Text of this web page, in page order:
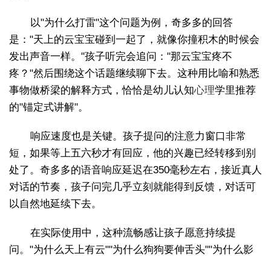
以"为什么打雷"这个问题为例，奇多多的回答
是："天上的云宝宝碰到一起了，就像你撞积木的时候会
发出声音一样。"孩子听完会追问："那云宝宝疼不
疼？"然后围绕这个话题继续聊下去。这种用比喻和熟悉
事物做桥梁的解释方式，恰恰是幼儿认知心理学里推荐
的"锚定式讲解"。
响应速度也是关键。孩子提问的注意力窗口非常
短，如果等上五六秒才有回应，他的兴趣已经转移到别
处了。奇多多的语音响应延迟在350毫秒左右，接近真人
对话的节奏，孩子问完几乎立刻就能得到反馈，对话可
以自然地延续下去。
在实际使用中，这种流畅感让孩子愿意持续提
问。"为什么天上有云""为什么狗狗要伸舌头""为什么影